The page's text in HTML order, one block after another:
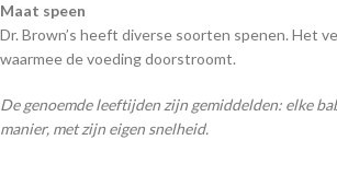
Maat speen
Dr. Brown’s heeft diverse soorten spenen. Het
waarmee de voeding doorstroomt.
De genoemde leeftijden zijn gemiddelden: elke
manier, met zijn eigen snelheid.